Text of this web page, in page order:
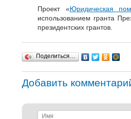
Проект «Юридическая
использованием гранта
президентских грантов.
Поделиться…
Добавить
Имя